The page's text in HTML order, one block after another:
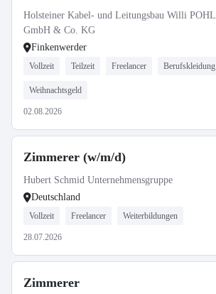
Holsteiner Kabel- und Leitungsbau Willi POHL
GmbH & Co. KG
Finkenwerder
Vollzeit Teilzeit Freelancer Berufskleidung
Weihnachtsgeld
02.08.2026
Zimmerer (w/m/d)
Hubert Schmid Unternehmensgruppe
Deutschland
Vollzeit Freelancer Weiterbildungen
28.07.2026
Zimmerer